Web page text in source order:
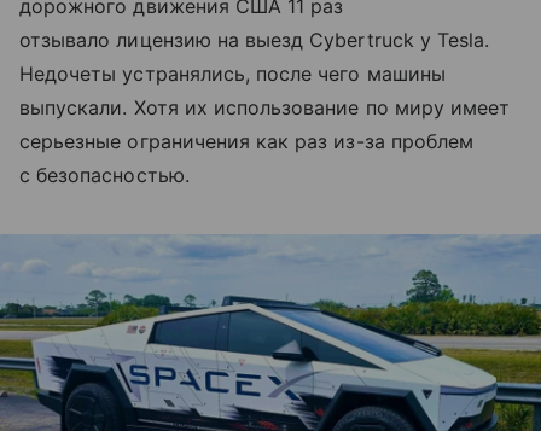
дорожного движения США 11 раз
отзывало лицензию на выезд Cybertruck у Tesla.
Недочеты устранялись, после чего машины
выпускали. Хотя их использование по миру имеет
серьезные ограничения как раз из-за проблем
с безопасностью.